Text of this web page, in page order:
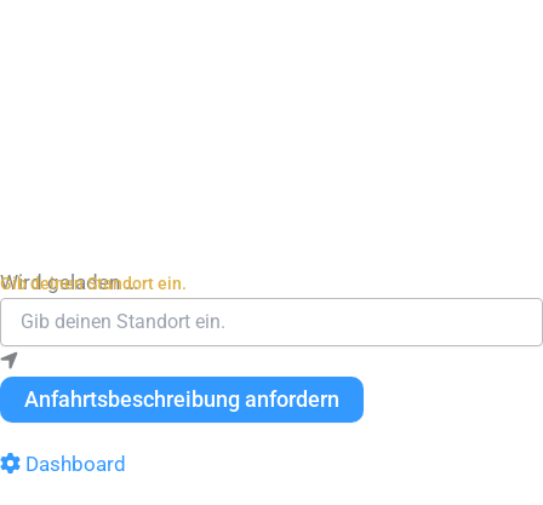
Wird geladen …
Gib deinen Standort ein.
Anfahrtsbeschreibung anfordern
Dashboard